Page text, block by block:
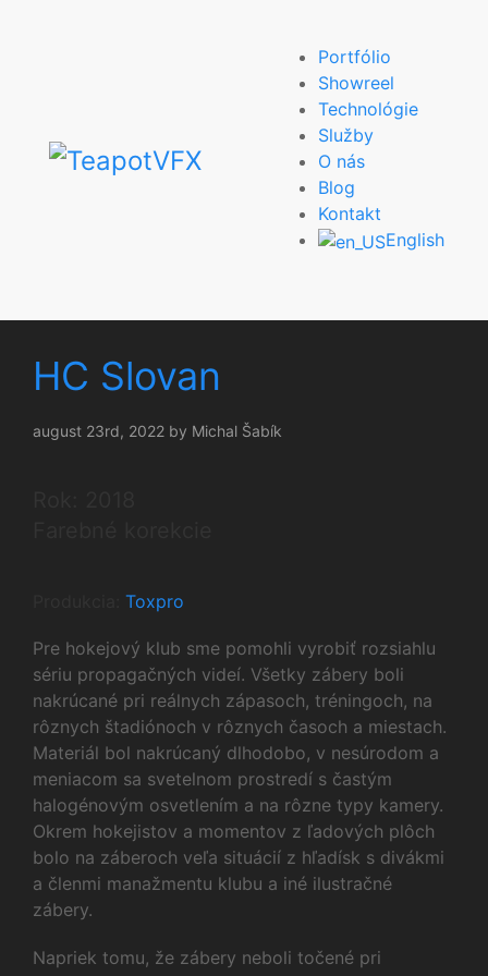
Portfólio
Showreel
Technológie
Služby
O nás
Blog
Kontakt
English
HC Slovan
august 23rd, 2022 by Michal Šabík
Toxpro
Pre hokejový klub sme pomohli vyrobiť rozsiahlu
sériu propagačných videí. Všetky zábery boli
nakrúcané pri reálnych zápasoch, tréningoch, na
rôznych štadiónoch v rôznych časoch a miestach.
Materiál bol nakrúcaný dlhodobo, v nesúrodom a
meniacom sa svetelnom prostredí s častým
halogénovým osvetlením a na rôzne typy kamery.
Okrem hokejistov a momentov z ľadových plôch
bolo na záberoch veľa situácií z hľadísk s divákmi
a členmi manažmentu klubu a iné ilustračné
zábery.
Napriek tomu, že zábery neboli točené pri